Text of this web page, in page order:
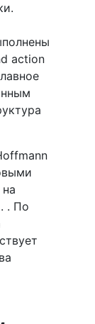
action
. По